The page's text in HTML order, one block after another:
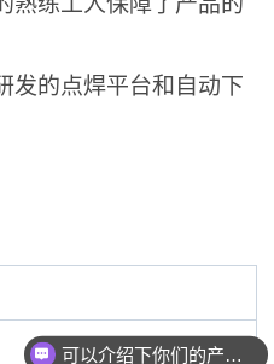
发的点焊平台和自动下